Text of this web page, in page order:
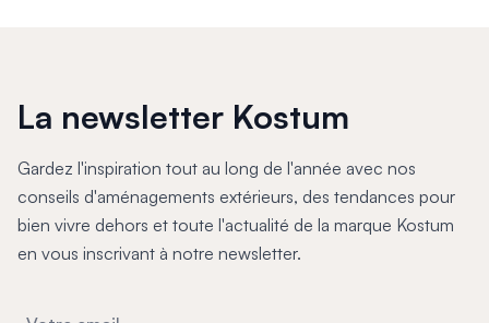
La newsletter Kostum
Gardez l'inspiration tout au long de l'année avec nos
conseils d'aménagements extérieurs, des tendances pour
bien vivre dehors et toute l'actualité de la marque Kostum
en vous inscrivant à notre newsletter.